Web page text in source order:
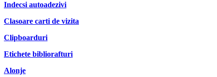
Indecsi autoadezivi
Clasoare carti de vizita
Clipboarduri
Etichete bibliorafturi
Alonje